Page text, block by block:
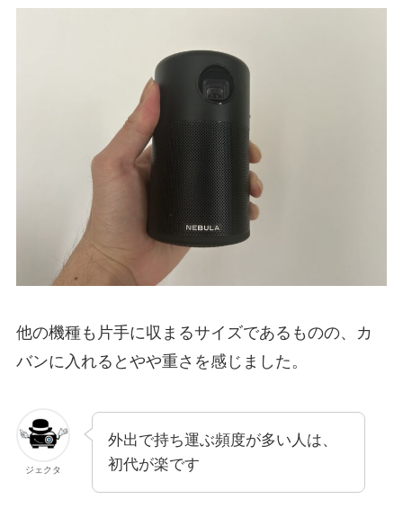
他の機種も片手に収まるサイズであるものの、カ
バンに入れるとやや重さを感じました。
ジェクタ
外出で持ち運ぶ頻度が多い人は、
初代が楽です